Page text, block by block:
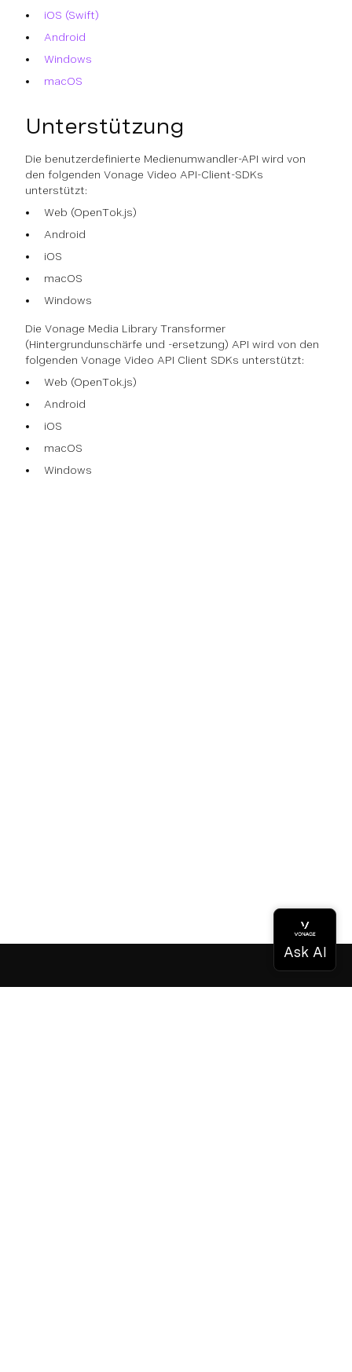
iOS (Swift)
Android
Windows
macOS
Unterstützung
Die benutzerdefinierte Medienumwandler-API wird von
den folgenden Vonage Video API-Client-SDKs
unterstützt:
Web (OpenTok.js)
Android
iOS
macOS
Windows
Die Vonage Media Library Transformer
(Hintergrundunschärfe und -ersetzung) API wird von den
folgenden Vonage Video API Client SDKs unterstützt:
Web (OpenTok.js)
Android
iOS
macOS
Windows